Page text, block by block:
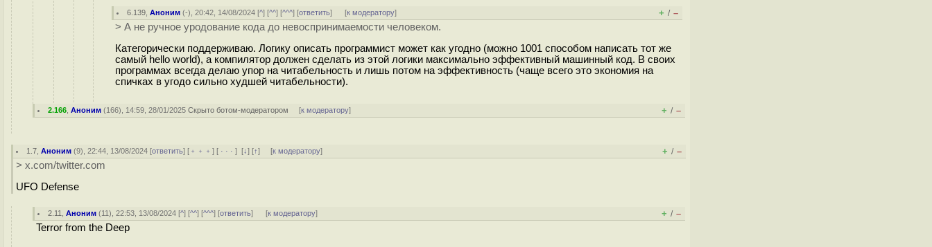
6.139 ,Аноним (-), 20:42, 14/08/2024 [^] [^^] [^^^] [ответить] [к модератору] + / –
> А не ручное уродование кода до невоспринимаемости человеком.
Категорически поддерживаю. Логику описать программист может как угодно (можно 1001 способом написать тот же
самый hello world), а компилятор должен сделать из этой логики максимально эффективный машинный код. В своих
программах всегда делаю упор на читабельность и лишь потом на эффективность (чаще всего это экономия на
спичках в угодо сильно худшей читабельности).
2.166 ,Аноним (166), 14:59, 28/01/2025Скрыто ботом-модератором [к модератору] + / –
1.7 ,Аноним (9), 22:44, 13/08/2024 [ответить] [ ﹢﹢﹢] [ · · ·][↓] [↑] [к модератору] + / –
> x.com/twitter.com
UFO Defense
2.11 ,Аноним (11), 22:53, 13/08/2024 [^] [^^] [^^^] [ответить] [к модератору] + / –
Terror from the Deep